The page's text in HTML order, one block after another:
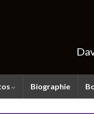
Biographie